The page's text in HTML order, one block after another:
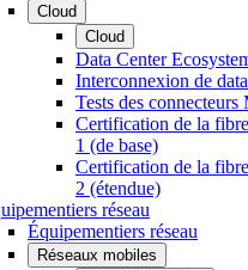
Cloud
Cloud
Data Center
Interconnexion de
Tests des connecteurs
Certification de la
1 (de base)
Certification de la
2 (étendue)
réseau
Équipementiers réseau
Réseaux mobiles